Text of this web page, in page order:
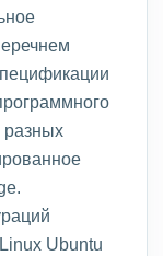
разных
Ubuntu